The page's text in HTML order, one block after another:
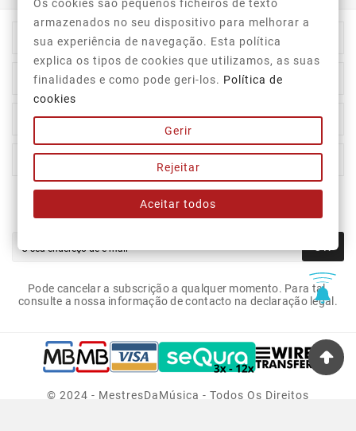
Informação Da Loja
Top Categorias
A Nossa Empresa 
A Sua Conta 
Newsletter
OK
Pode cancelar a subscrição a qualquer momento. Para tal,
consulte a nossa informação de contacto na declaração legal.
© 2024 - MestresDaMúsica - Todos Os Direitos
Os cookies são pequenos ficheiros de texto
armazenados no seu dispositivo para melhorar a
sua experiência de navegação. Esta política
explica os tipos de cookies que utilizamos, as suas
finalidades e como pode geri-los. Política de
cookies
Gerir
Rejeitar
Aceitar todos